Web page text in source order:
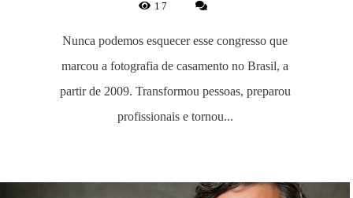
17
Nunca podemos esquecer esse congresso que
marcou a fotografia de casamento no Brasil, a
partir de 2009. Transformou pessoas, preparou
profissionais e tornou...